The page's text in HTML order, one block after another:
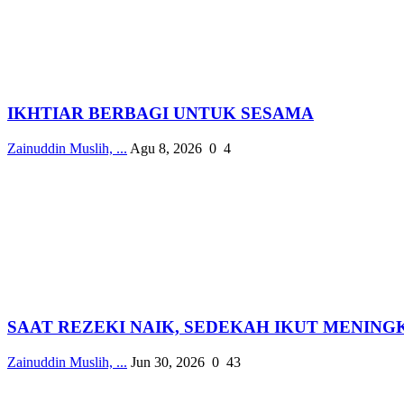
IKHTIAR BERBAGI UNTUK SESAMA
Zainuddin Muslih, ... Agu 8, 2026 0 4
SAAT REZEKI NAIK, SEDEKAH IKUT
Zainuddin Muslih, ... Jun 30, 2026 0 43